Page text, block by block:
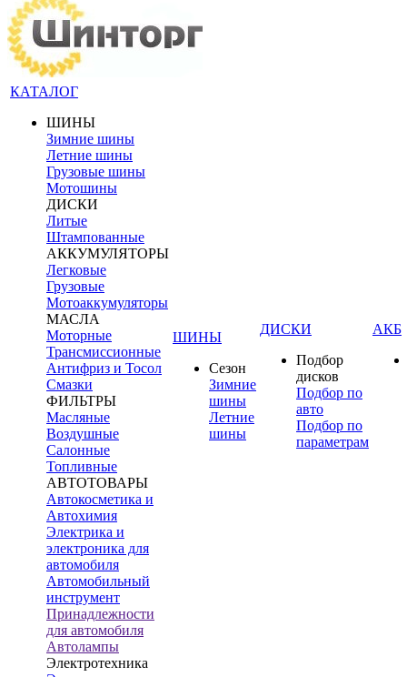
КАТАЛОГ
ШИНЫ
Зимние шины
Летние шины
Грузовые шины
Мотошины
ДИСКИ
Литые
Штампованные
АККУМУЛЯТОРЫ
Легковые
Грузовые
Мотоаккумуляторы
МАСЛА
Моторные
Трансмиссионные
Антифриз и Тосол
Смазки
ФИЛЬТРЫ
Масляные
Воздушные
Салонные
Топливные
АВТОТОВАРЫ
Автокосметика и
Автохимия
Электрика и
электроника для
автомобиля
Автомобильный
инструмент
Принадлежности
для автомобиля
Автолампы
Электротехника
ШИНЫ
Сезон
Зимние
шины
Летние
шины
ДИСКИ
Подбор
дисков
Подбор по
авто
Подбор по
параметрам
АКБ